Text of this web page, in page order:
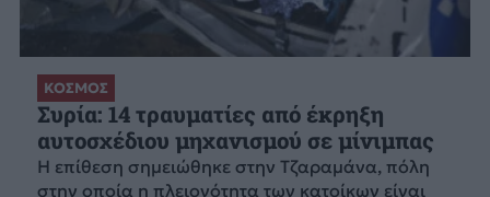
ΚΟΣΜΟΣ
Συρία: 14 τραυματίες από έκρηξη
αυτοσχέδιου μηχανισμού σε μίνιμπας
Η επίθεση σημειώθηκε στην Τζαραμάνα, πόλη
στην οποία η πλειονότητα των κατοίκων είναι